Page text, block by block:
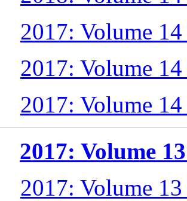
2017: Volume
2017: Volume
2017: Volume
2017: Volume
2017: Volume